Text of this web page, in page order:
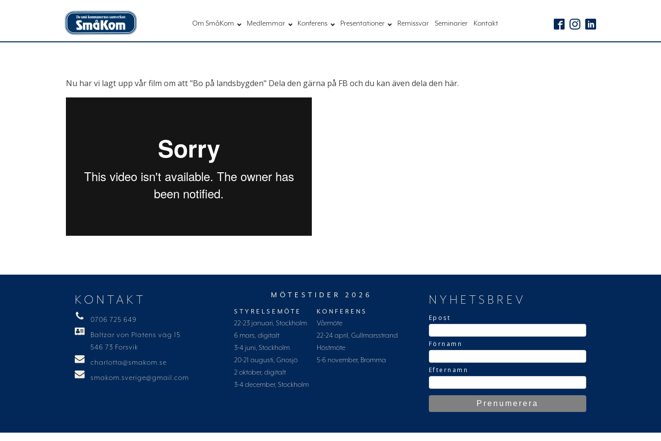
Om SmåKom Medlemmar Konferens Presentationer Remissvar Seminarier Kontakt
Nu har vi lagt upp vår film om att "Bo på landsbygden" Dela den gärna på FB och du kan även dela den här.
KONTAKT
0706 725 649
Baltzar von Platens väg 15
546 73 Forsvik
charlotta@smakom.se
smakom.sverige@gmail.com
MÖTESTIDER 2026
STYRELSEMÖTE
22-23 januari, Stockholm
6 mars, digitalt
3-4 juni, Stockholm
20-21 augusti, Gnosjö
2 oktober, digitalt
3-4 december, Stockholm
KONFERENS
Vårmöte
22-24 april, Gullmarsstrand
Höstmöte
5-6 november, Bromma
NYHETSBREV
Epost
Förnamn
Efternamn